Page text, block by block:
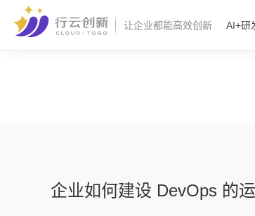
让企业都能高效创新 AI+研
企业如何建设 DevOps 的